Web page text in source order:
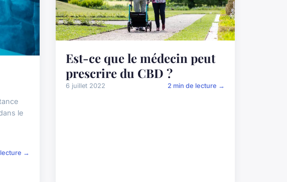
le
lecture →
Est-ce que le médecin peut
prescrire du CBD ?
6 juillet 2022 2 min de lecture →